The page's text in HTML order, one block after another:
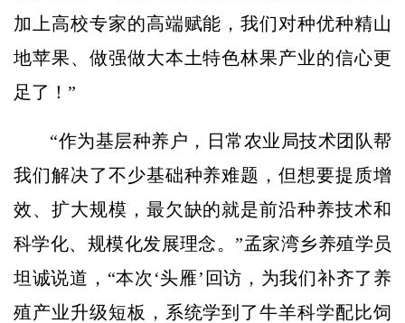
加上高校专家的高端赋能，我们对种优种精山
地苹果、做强做大本土特色林果产业的信心更
足了！”
“作为基层种养户，日常农业局技术团队帮
我们解决了不少基础种养难题，但想要提质增
效、扩大规模，最欠缺的就是前沿种养技术和
科学化、规模化发展理念。”孟家湾乡养殖学员
坦诚说道，“本次‘头雁’回访，为我们补齐了养
殖产业升级短板，系统学到了牛羊科学配比饲